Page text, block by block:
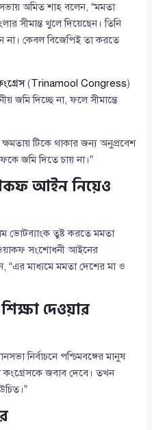
অমিত শাহ বলেন, “মমতা
সীমান্ত খুলে দিয়েছেন। তিনি
কেবল বিজেপিই তা করতে
(Trinamool Congress)
জমি দিচ্ছে না, ফলে সীমান্তে
টিকে থাকার জন্য অনুপ্রবেশ
জমি দিতে চায় না।”
আইন নিয়েও
ভোটব্যাংক তুষ্ট করতে মমতা
সংশোধনী আইনের
“এর মাধ্যমে মমতা দেশের মা ও
দেওয়ার
নির্বাচনে পশ্চিমবঙ্গের মানুষ
কংগ্রেসকে জবাব দেবে। তখন